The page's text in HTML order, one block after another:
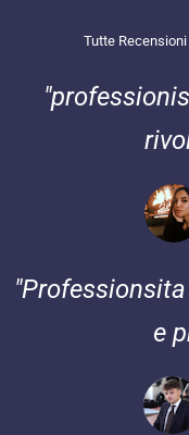
Tutte
"
e